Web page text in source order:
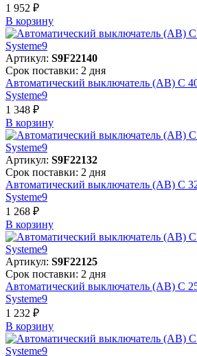
1 952 ₽
В корзинy
Артикул: S9F22140
Срок поставки: 2 дня
Автоматический выключатель (АВ) C
Systeme9
1 348 ₽
В корзинy
Артикул: S9F22132
Срок поставки: 2 дня
Автоматический выключатель (АВ) C
Systeme9
1 268 ₽
В корзинy
Артикул: S9F22125
Срок поставки: 2 дня
Автоматический выключатель (АВ) C
Systeme9
1 232 ₽
В корзинy